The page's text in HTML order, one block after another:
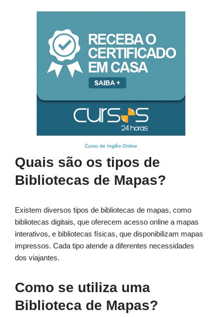
Curso de Inglês Online
Quais são os tipos de
Bibliotecas de Mapas?
Existem diversos tipos de bibliotecas de mapas, como
bibliotecas digitais, que oferecem acesso online a mapas
interativos, e bibliotecas físicas, que disponibilizam mapas
impressos. Cada tipo atende a diferentes necessidades
dos viajantes.
Como se utiliza uma
Biblioteca de Mapas?